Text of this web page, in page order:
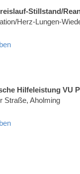
Stillstand/
Herz-Lungen-
Hilfeleistung VU
Straße, Aholming